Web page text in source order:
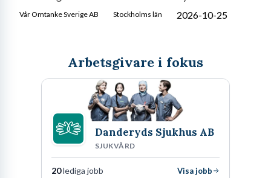
Vår Omtanke Sverige AB Stockholms län 2026-10-25
Arbetsgivare i fokus
Danderyds Sjukhus AB
SJUKVÅRD
20lediga jobb
Visa jobb